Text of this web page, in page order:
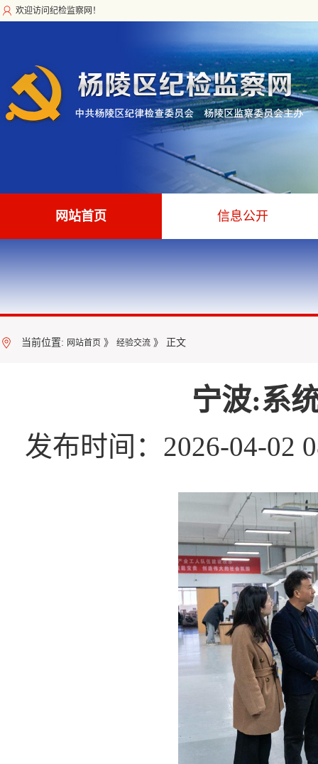
欢迎访问纪检监察网！
网站首页 信息公开
当前位置: 网站首页 》 经验交流 》 正文
宁波:系
发布时间：2026-04-